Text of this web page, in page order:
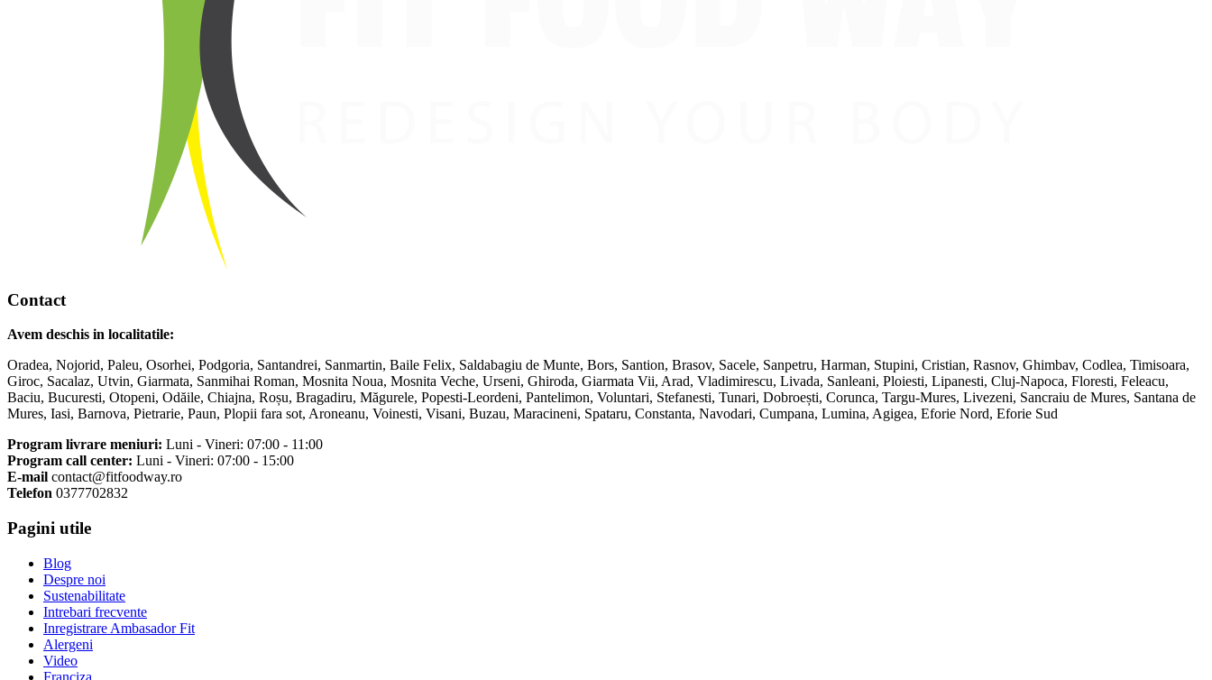
Contact
Avem deschis in localitatile:
Oradea, Nojorid, Paleu, Osorhei, Podgoria, Santandrei, Sanmartin, Baile Felix, Saldabagiu de Munte, Bors, Santion, Brasov, Sacele, Sanpetru, Harman, Stupini, Cristian, Rasnov, Ghimbav, Codlea, Timisoara,
Giroc, Sacalaz, Utvin, Giarmata, Sanmihai Roman, Mosnita Noua, Mosnita Veche, Urseni, Ghiroda, Giarmata Vii, Arad, Vladimirescu, Livada, Sanleani, Ploiesti, Lipanesti, Cluj-Napoca, Floresti, Feleacu,
Baciu, Bucuresti, Otopeni, Odăile, Chiajna, Roșu, Bragadiru, Măgurele, Popesti-Leordeni, Pantelimon, Voluntari, Stefanesti, Tunari, Dobroești, Corunca, Targu-Mures, Livezeni, Sancraiu de Mures, Santana de
Mures, Iasi, Barnova, Pietrarie, Paun, Plopii fara sot, Aroneanu, Voinesti, Visani, Buzau, Maracineni, Spataru, Constanta, Navodari, Cumpana, Lumina, Agigea, Eforie Nord, Eforie Sud
Program livrare meniuri: Luni - Vineri: 07:00 - 11:00
Program call center: Luni - Vineri: 07:00 - 15:00
E-mail contact@fitfoodway.ro
Telefon 0377702832
Pagini utile
Blog
Despre noi
Sustenabilitate
Intrebari frecvente
Inregistrare Ambasador Fit
Alergeni
Video
Franciza